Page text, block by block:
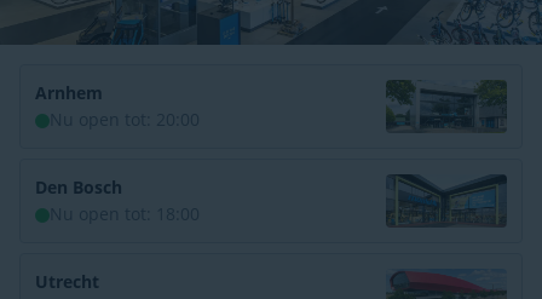
Arnhem
Den Bosch
Utrecht